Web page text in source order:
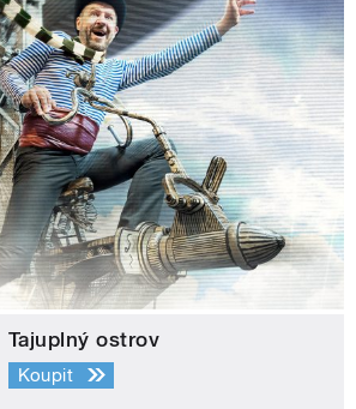
Tajuplný ostrov
Koupit